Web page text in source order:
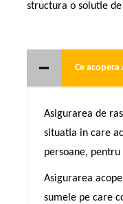
structura o solutie
Ce
Asigurarea de
situatia in care
persoane,
Asigurarea
sumele pe care